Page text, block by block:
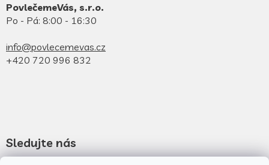
PovlečemeVás, s.r.o.
Po - Pá: 8:00 - 16:30
info@povlecemevas.cz
+420 720 996 832
Sledujte nás